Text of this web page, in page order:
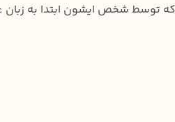
که توسط شخص ایشون ابتدا به